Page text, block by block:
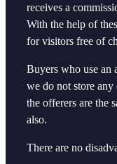
receives a
With the help of
for visitors free of
Buyers who use an
we do not store
the offerers are the
also.
There are no